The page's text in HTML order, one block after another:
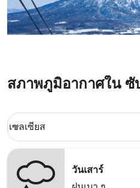
สภาพภูมิอากาศใน ซั
Weather unit option เซลเซียส
เซลเซียส
keyboard_arrow_down
วันเสาร์